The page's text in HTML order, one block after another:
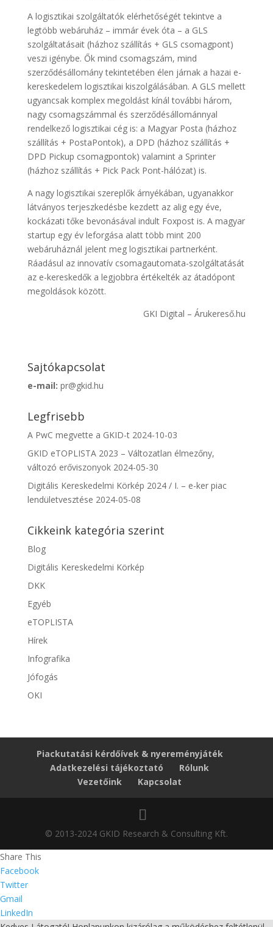
A logisztikai szolgáltatók elérhetőségét tekintve a
legtöbb webáruház – immár évek óta – a GLS
szolgáltatásait (házhoz szállítás + GLS csomagpont)
veszi igénybe. Ők mind csomagszám, mind
szerződésállomány tekintetében élen járnak a hazai e-
kereskedelem logisztikai kiszolgálásában. A GLS mellett
ugyancsak komplex megoldást kínál további három,
nagy csomagszámmal és szerződésállománnyal
rendelkező logisztikai cég is: a Magyar Posta (házhoz
szállítás + PostaPontok), a DPD (házhoz szállítás +
DPD Pickup csomagpontok) valamint a Sprinter
(házhoz szállítás + Pick Pack Pont-hálózat) is.
A nagy logisztikai szereplők árnyékában, ugyanakkor
látványos terjeszkedésbe kezdett az alig egy éve,
kockázati tőke bevonásával indult Foxpost is. A magyar
startup egy év leforgása alatt több mint 200
webáruháznál jelent meg logisztikai partnerként.
Ráadásul az innovatív csomagautomata-szolgáltatását
az e-kereskedők a legjobbra értékelték az átadópont
megoldások között.
GKI Digital – Árukereső.hu
Sajtókapcsolat
e-mail: pr@gkid.hu
Legfrisebb
A PwC megvette a GKID-t 2024-10-03
GKID eTOPLISTA 2023 – Változatlan élmezőny,
változó erőviszonyok 2024-05-30
Digitális Kereskedelmi Körkép 2024 / I. – e-ker piac
lendületvesztése 2024-05-08
Cikkeink kategória szerint
Blog
Digitális Kereskedelmi Körkép
DKK
Egyéb
eTOPLISTA
Hírek
Infografika
Jófogás
OKI
Piackutatási kérdőívek & nyereményjáték
Adatkezelési tájékoztató
Rólunk
Vezetőink
Kapcsolat
© 2013-2024 GKID Research & Consulting Kft.
Share This
Facebook
Twitter
Gmail
LinkedIn